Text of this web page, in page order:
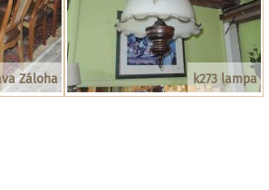
Záloha k273 lampa